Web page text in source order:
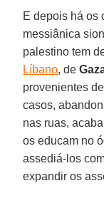
E depois há os
messiânica
palestino tem
Líbano, de
provenientes
casos,
nas ruas,
os educam no
assediá-los
expandir os